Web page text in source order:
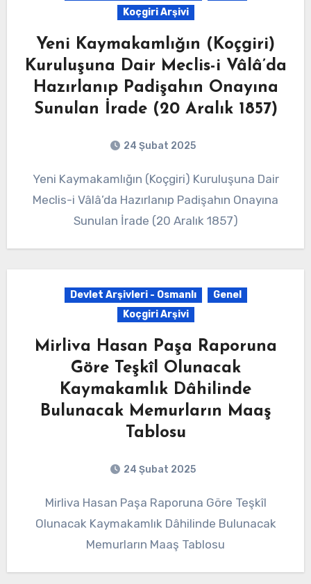
Koçgiri Arşivi
Yeni Kaymakamlığın (Koçgiri)
Kuruluşuna Dair Meclis-i Vâlâ’da
Hazırlanıp Padişahın Onayına
Sunulan İrade (20 Aralık 1857)
24 Şubat 2025
Yeni Kaymakamlığın (Koçgiri) Kuruluşuna Dair
Meclis-i Vâlâ’da Hazırlanıp Padişahın Onayına
Sunulan İrade (20 Aralık 1857)
Devlet Arşivleri - Osmanlı
Genel
Koçgiri Arşivi
Mirliva Hasan Paşa Raporuna
Göre Teşkîl Olunacak
Kaymakamlık Dâhilinde
Bulunacak Memurların Maaş
Tablosu
24 Şubat 2025
Mirliva Hasan Paşa Raporuna Göre Teşkîl
Olunacak Kaymakamlık Dâhilinde Bulunacak
Memurların Maaş Tablosu